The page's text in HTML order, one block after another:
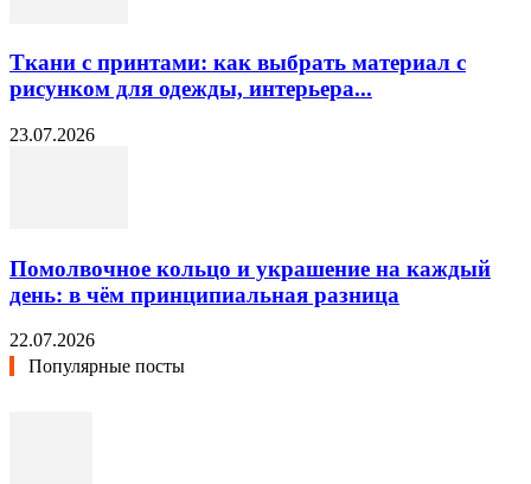
Ткани с принтами: как выбрать материал с
рисунком для одежды, интерьера...
23.07.2026
Помолвочное кольцо и украшение на каждый
день: в чём принципиальная разница
22.07.2026
Популярные посты